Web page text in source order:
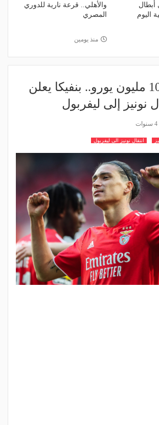
أبطال
اليوم
والأهلي.. قرعة نارية للدوري
المصري
منذ يومين
صفقة الـ 100 مليون يورو.. بنفيكا يعلن
نونيز إلى ليفربول
انتقال نونيز الى ليفربول